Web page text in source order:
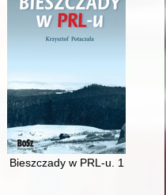
: sposoby
Bieszczady w PRL-u. 1